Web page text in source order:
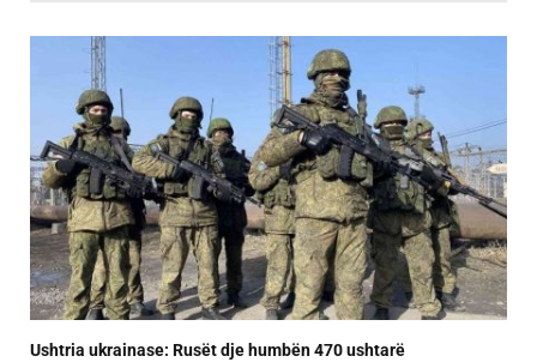
Ushtria ukrainase: Rusët dje humbën 470 ushtarë